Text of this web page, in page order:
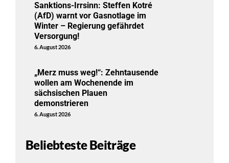
Sanktions-Irrsinn: Steffen Kotré
(AfD) warnt vor Gasnotlage im
Winter – Regierung gefährdet
Versorgung!
6. August 2026
„Merz muss weg!“: Zehntausende
wollen am Wochenende im
sächsischen Plauen
demonstrieren
6. August 2026
Beliebteste Beiträge